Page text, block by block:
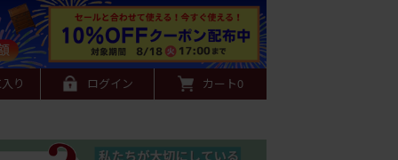
り ログイン カート0